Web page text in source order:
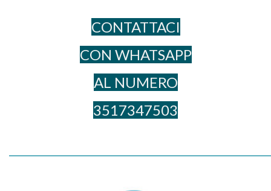
CONTATTACI
CON WHATSAPP
AL NUME​RO
3517347503